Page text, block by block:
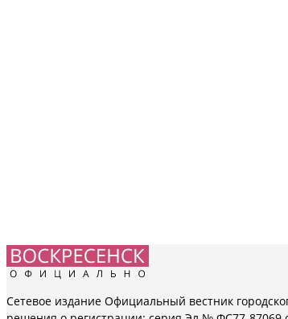
Сетевое издание Официальный вестник